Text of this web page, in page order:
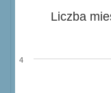
Liczba
4